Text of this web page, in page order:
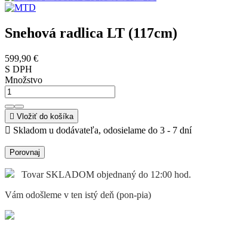
Snehová radlica LT (117cm)
599,90 €
S DPH
Množstvo
 Vložiť do košíka
 Skladom u dodávateľa, odosielame do 3 - 7 dní
Porovnaj
Tovar SKLADOM objednaný do 12:00 hod.
Vám odošleme v ten istý deň (pon-pia)